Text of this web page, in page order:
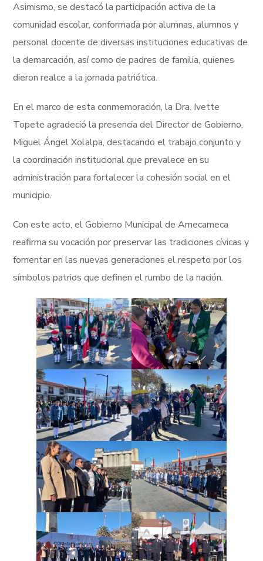
Asimismo, se destacó la participación activa de la
comunidad escolar, conformada por alumnas, alumnos y
personal docente de diversas instituciones educativas de
la demarcación, así como de padres de familia, quienes
dieron realce a la jornada patriótica.
En el marco de esta conmemoración, la Dra. Ivette
Topete agradeció la presencia del Director de Gobierno,
Miguel Ángel Xolalpa, destacando el trabajo conjunto y
la coordinación institucional que prevalece en su
administración para fortalecer la cohesión social en el
municipio.
Con este acto, el Gobierno Municipal de Amecameca
reafirma su vocación por preservar las tradiciones cívicas y
fomentar en las nuevas generaciones el respeto por los
símbolos patrios que definen el rumbo de la nación.